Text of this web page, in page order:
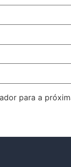
para a